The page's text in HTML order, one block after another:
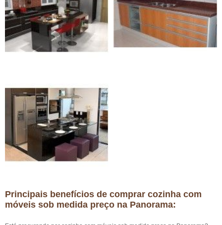
Principais benefícios de comprar cozinha com
móveis sob medida preço na Panorama: